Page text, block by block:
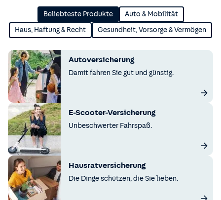
Beliebteste Produkte Auto & Mobilität
Haus, Haftung & Recht Gesundheit, Vorsorge & Vermögen
Autoversicherung
Damit fahren Sie gut und günstig.
E-Scooter-Versicherung
Unbeschwerter Fahrspaß.
Hausratversicherung
Die Dinge schützen, die Sie lieben.